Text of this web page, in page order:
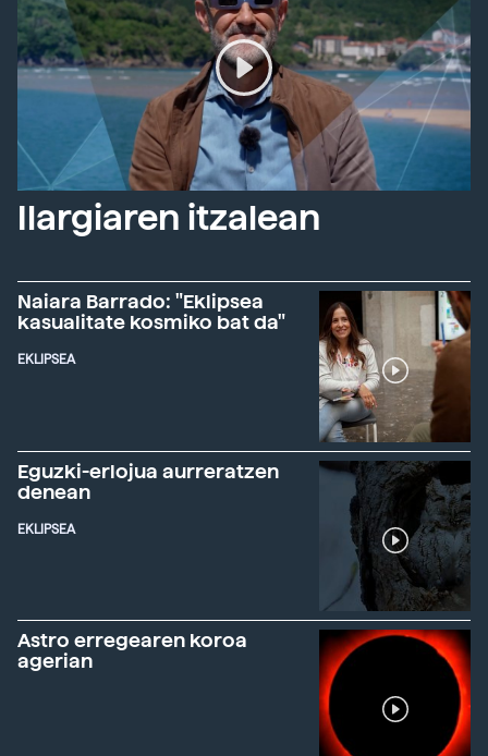
Ilargiaren itzalean
Naiara Barrado: "Eklipsea
kasualitate kosmiko bat da"
EKLIPSEA
Eguzki-erlojua aurreratzen
denean
EKLIPSEA
Astro erregearen koroa
agerian